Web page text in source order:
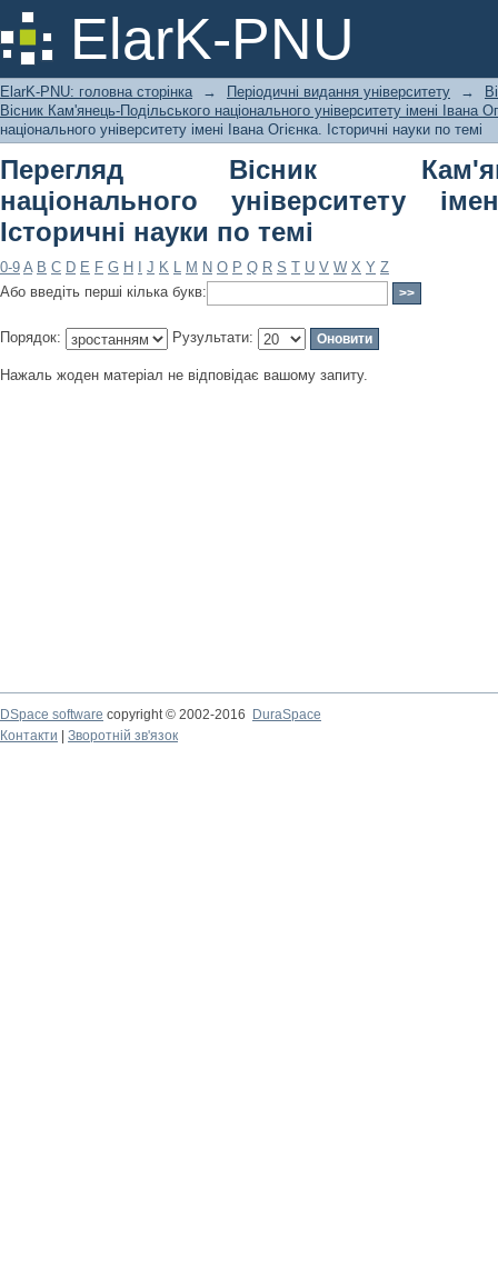
ElarK-PNU
Перегляд Вісник Кам'янець-
Івана Огієнка. Історичні науки по
ElarK-PNU: головна сторінка → Періодичні видання університету →
Вісник Кам'янець-Подільського національного університету імені Івана
національного університету імені Івана Огієнка. Історичні науки по темі
Перегляд Вісник
національного університету
Історичні науки по темі
0-9 A B C D E F G H J K L M N O P Q R S T U V W X Y Z
Або введіть перші кілька букв:
Порядок: Рузультати:
Нажаль жоден матеріал не відповідає вашому запиту.
DSpace software copyright © 2002-2016
DuraSpace
Контакти
Зворотній зв'язок